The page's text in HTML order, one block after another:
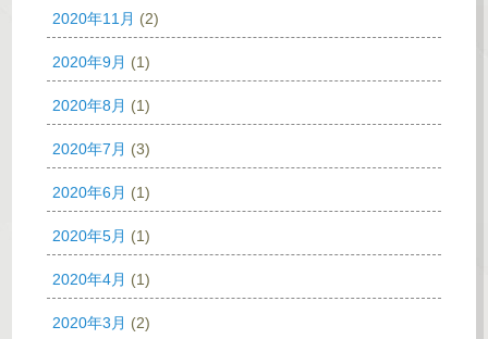
2020年11月 (2)
2020年9月 (1)
2020年8月 (1)
2020年7月 (3)
2020年6月 (1)
2020年5月 (1)
2020年4月 (1)
2020年3月 (2)